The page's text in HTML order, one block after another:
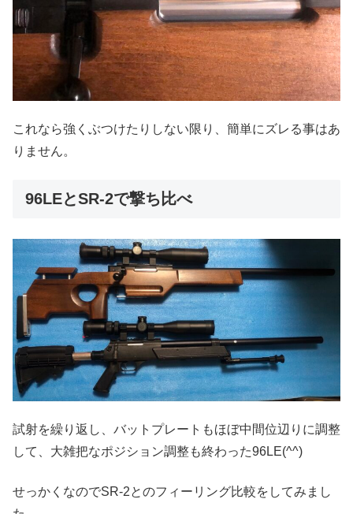
これなら強くぶつけたりしない限り、簡単にズレる事はあ
りません。
96LEとSR-2で撃ち比べ
試射を繰り返し、バットプレートもほぼ中間位辺りに調整
して、大雑把なポジション調整も終わった96LE(^^)
せっかくなのでSR-2とのフィーリング比較をしてみまし